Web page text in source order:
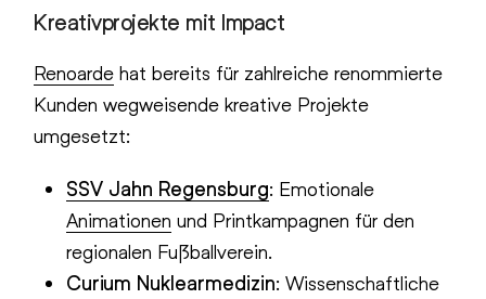
Kreativprojekte mit Impact
Renoarde hat bereits für zahlreiche renommierte
Kunden wegweisende kreative Projekte
umgesetzt:
SSV Jahn Regensburg: Emotionale
Animationen und Printkampagnen für den
regionalen Fußballverein.
Curium Nuklearmedizin: Wissenschaftliche